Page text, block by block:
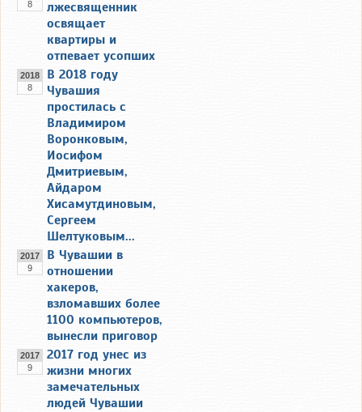
8
лжесвященник
освящает
квартиры и
отпевает усопших
2018
8
В 2018 году
Чувашия
простилась с
Владимиром
Воронковым,
Иосифом
Дмитриевым,
Айдаром
Хисамутдиновым,
Сергеем
Шелтуковым...
2017
9
В Чувашии в
отношении
хакеров,
взломавших более
1100 компьютеров,
вынесли приговор
2017
9
2017 год унес из
жизни многих
замечательных
людей Чувашии